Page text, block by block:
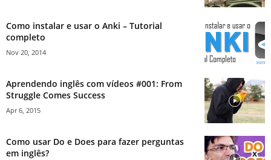
Como instalar e usar o Anki – Tutorial
completo
Nov 20, 2014
Aprendendo inglês com vídeos #001: From
Struggle Comes Success
Apr 6, 2015
Como usar Do e Does para fazer perguntas
em inglês?